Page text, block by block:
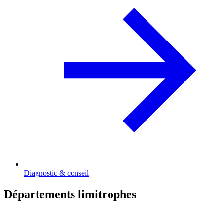
Diagnostic & conseil
Départements limitrophes